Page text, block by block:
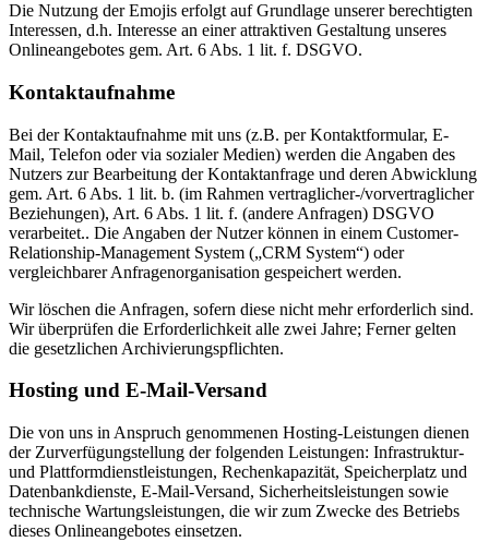
Die Nutzung der Emojis erfolgt auf Grundlage unserer berechtigten
Interessen, d.h. Interesse an einer attraktiven Gestaltung unseres
Onlineangebotes gem. Art. 6 Abs. 1 lit. f. DSGVO.
Kontaktaufnahme
Bei der Kontaktaufnahme mit uns (z.B. per Kontaktformular, E-
Mail, Telefon oder via sozialer Medien) werden die Angaben des
Nutzers zur Bearbeitung der Kontaktanfrage und deren Abwicklung
gem. Art. 6 Abs. 1 lit. b. (im Rahmen vertraglicher-/vorvertraglicher
Beziehungen), Art. 6 Abs. 1 lit. f. (andere Anfragen) DSGVO
verarbeitet.. Die Angaben der Nutzer können in einem Customer-
Relationship-Management System („CRM System“) oder
vergleichbarer Anfragenorganisation gespeichert werden.
Wir löschen die Anfragen, sofern diese nicht mehr erforderlich sind.
Wir überprüfen die Erforderlichkeit alle zwei Jahre; Ferner gelten
die gesetzlichen Archivierungspflichten.
Hosting und E-Mail-Versand
Die von uns in Anspruch genommenen Hosting-Leistungen dienen
der Zurverfügungstellung der folgenden Leistungen: Infrastruktur-
und Plattformdienstleistungen, Rechenkapazität, Speicherplatz und
Datenbankdienste, E-Mail-Versand, Sicherheitsleistungen sowie
technische Wartungsleistungen, die wir zum Zwecke des Betriebs
dieses Onlineangebotes einsetzen.